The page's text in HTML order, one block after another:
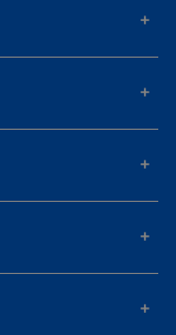
+
+
+
+
+